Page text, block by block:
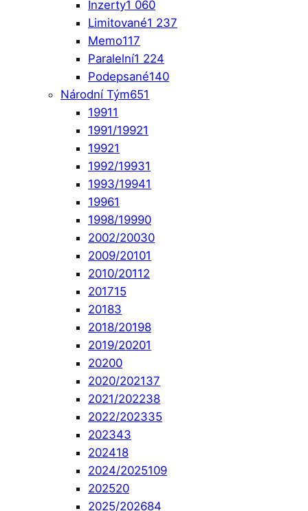
Inzerty1 060
Limitované1 237
Memo117
Paralelní1 224
Podepsané140
Národní Tým651
19911
1991/19921
19921
1992/19931
1993/19941
19961
1998/19990
2002/20030
2009/20101
2010/20112
201715
20183
2018/20198
2019/20201
20200
2020/202137
2021/202238
2022/202335
202343
202418
2024/2025109
202520
2025/202684